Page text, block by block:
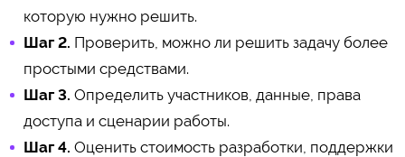
которую нужно решить.
Шаг 2. Проверить, можно ли решить задачу более
простыми средствами.
Шаг 3. Определить участников, данные, права
доступа и сценарии работы.
Шаг 4. Оценить стоимость разработки, поддержки